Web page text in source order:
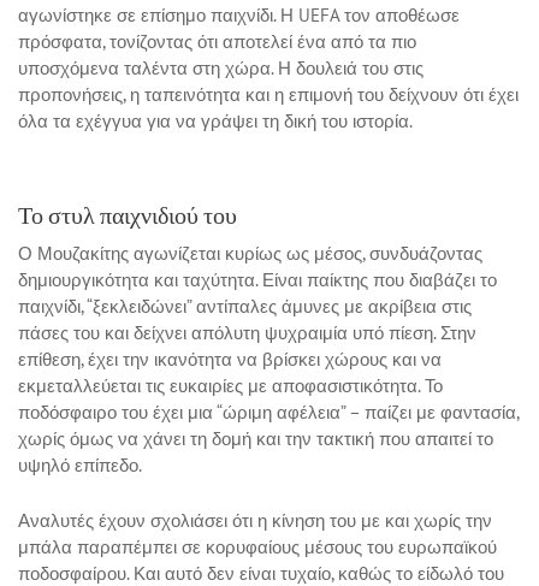
αγωνίστηκε σε επίσημο παιχνίδι. Η UEFA τον αποθέωσε
πρόσφατα, τονίζοντας ότι αποτελεί ένα από τα πιο
υποσχόμενα ταλέντα στη χώρα. Η δουλειά του στις
προπονήσεις, η ταπεινότητα και η επιμονή του δείχνουν ότι έχει
όλα τα εχέγγυα για να γράψει τη δική του ιστορία.
Το στυλ παιχνιδιού του
Ο Μουζακίτης αγωνίζεται κυρίως ως μέσος, συνδυάζοντας
δημιουργικότητα και ταχύτητα. Είναι παίκτης που διαβάζει το
παιχνίδι, “ξεκλειδώνει” αντίπαλες άμυνες με ακρίβεια στις
πάσες του και δείχνει απόλυτη ψυχραιμία υπό πίεση. Στην
επίθεση, έχει την ικανότητα να βρίσκει χώρους και να
εκμεταλλεύεται τις ευκαιρίες με αποφασιστικότητα. Το
ποδόσφαιρο του έχει μια “ώριμη αφέλεια” – παίζει με φαντασία,
χωρίς όμως να χάνει τη δομή και την τακτική που απαιτεί το
υψηλό επίπεδο.
Αναλυτές έχουν σχολιάσει ότι η κίνηση του με και χωρίς την
μπάλα παραπέμπει σε κορυφαίους μέσους του ευρωπαϊκού
ποδοσφαίρου. Και αυτό δεν είναι τυχαίο, καθώς το είδωλό του